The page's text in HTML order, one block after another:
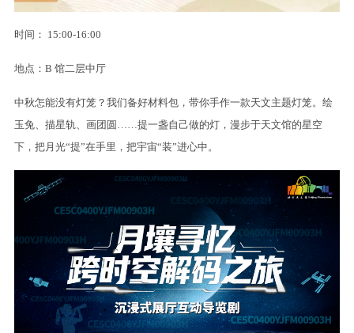
时间： 15:00-16:00
地点：B 馆二层中厅
中秋怎能没有灯笼？我们备好材料包，带你手作一款天文主题灯笼。绘
玉兔、描星轨、画团圆……提一盏自己做的灯，漫步于天文馆的星空
下，把月光“提”在手里，把宇宙“装”进心中。